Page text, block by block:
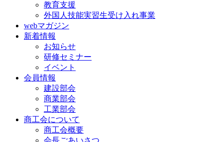
教育支援
外国人技能実習生受け入れ事業
webマガジン
新着情報
お知らせ
研修セミナー
イベント
会員情報
建設部会
商業部会
工業部会
商工会について
商工会概要
会長ごあいさつ